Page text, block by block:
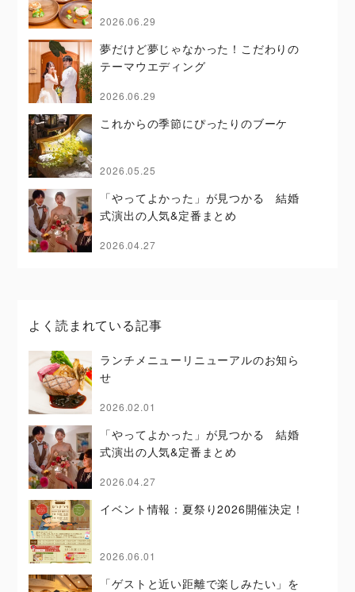
2026.06.29
夢だけど夢じゃなかった！こだわりの
テーマウエディング
2026.06.29
これからの季節にぴったりのブーケ
2026.05.25
「やってよかった」が見つかる 結婚
式演出の人気&定番まとめ
2026.04.27
よく読まれている記事
ランチメニューリニューアルのお知ら
せ
2026.02.01
「やってよかった」が見つかる 結婚
式演出の人気&定番まとめ
2026.04.27
イベント情報：夏祭り2026開催決定！
2026.06.01
「ゲストと近い距離で楽しみたい」を